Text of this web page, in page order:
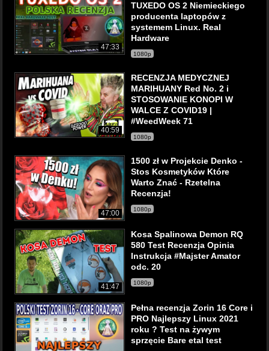
47:33
TUXEDO OS 2 Niemieckiego
producenta laptopów z
systemem Linux. Real
Hardware
1080p
40:59
RECENZJA MEDYCZNEJ
MARIHUANY Red No. 2 i
STOSOWANIE KONOPI W
WALCE Z COVID19 |
#WeedWeek 71
1080p
47:00
1500 zł w Projekcie Denko -
Stos Kosmetyków Które
Warto Znać - Rzetelna
Recenzja!
1080p
41:47
Kosa Spalinowa Demon RQ
580 Test Recenzja Opinia
Instrukcja #Majster Amator
odc. 20
1080p
Pełna recenzja Zorin 16 Core i
PRO Najlepszy Linux 2021
roku ? Test na żywym
sprzęcie Bare etal test